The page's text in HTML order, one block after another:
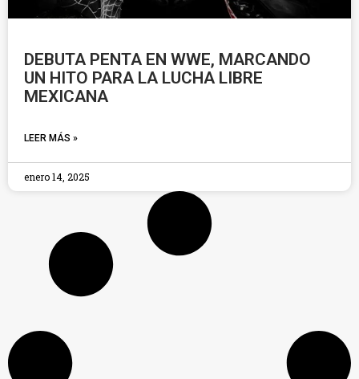
DEBUTA PENTA EN WWE, MARCANDO
UN HITO PARA LA LUCHA LIBRE
MEXICANA
LEER MÁS »
enero 14, 2025